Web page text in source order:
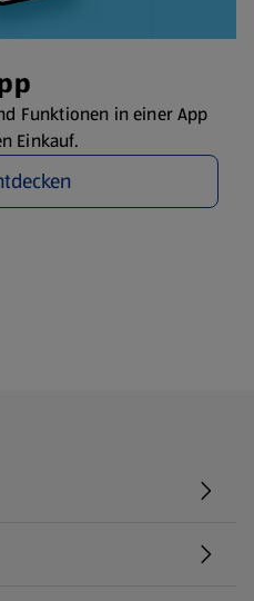
Funktionen in einer App
Einkauf.